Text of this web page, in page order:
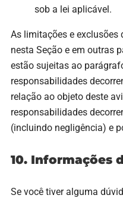
sob a lei aplicável.
As limitações e
nesta Seção e em outras
estão sujeitas ao
responsabilidades
relação ao objeto deste
responsabilidades
(incluindo negligência) e
10. Informações
Se você tiver alguma